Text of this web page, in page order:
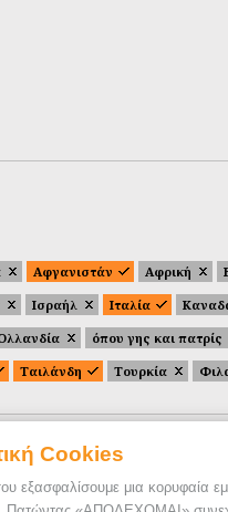
Cookies
εξασφαλίσουμε μια κορυφαία
Αφγανιστάν Αφρική
Ισραήλ Ιταλία
όπου γης και πατρίς
Ταιλάνδη Τουρκία